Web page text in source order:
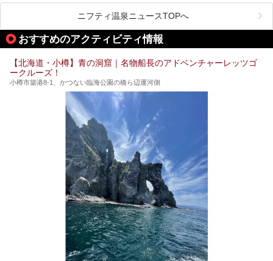
この施設は、温泉・サウナの「休日湯」・ラウンジの「THE
LOUNGE DAYOF」・グルメ「休日洋麺店」・ホテル「エク
スクラメーションホテル」で構成された、まさに大人の癒し
空間。
今回は、そんな「休日ビルヂング」の魅力を5つのポイント
ニフティ温泉ニュースTOPへ
おすすめのアクティビティ情報
【北海道・小樽】青の洞窟｜名物船長のアドベンチャーレッツゴ
ークルーズ！
小樽市築港8-1、かつない臨海公園の橋ら辺運河側